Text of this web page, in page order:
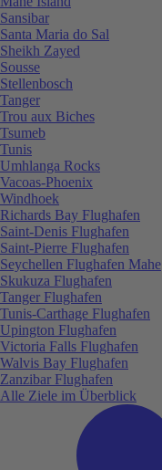
Sansibar
Santa Maria do Sal
Sheikh Zayed
Sousse
Stellenbosch
Tanger
Trou aux Biches
Tsumeb
Tunis
Umhlanga Rocks
Vacoas-Phoenix
Windhoek
Richards Bay Flughafen
Saint-Denis Flughafen
Saint-Pierre Flughafen
Seychellen Flughafen Mahe
Skukuza Flughafen
Tanger Flughafen
Tunis-Carthage Flughafen
Upington Flughafen
Victoria Falls Flughafen
Walvis Bay Flughafen
Zanzibar Flughafen
Alle Ziele im Überblick